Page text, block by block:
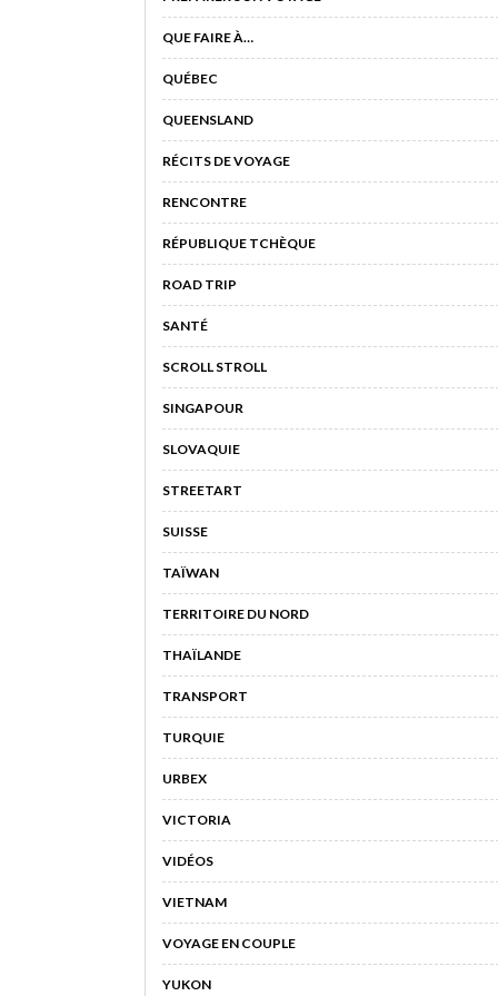
QUE FAIRE À…
QUÉBEC
QUEENSLAND
RÉCITS DE VOYAGE
RENCONTRE
RÉPUBLIQUE TCHÈQUE
ROAD TRIP
SANTÉ
SCROLL STROLL
SINGAPOUR
SLOVAQUIE
STREETART
SUISSE
TAÏWAN
TERRITOIRE DU NORD
THAÏLANDE
TRANSPORT
TURQUIE
URBEX
VICTORIA
VIDÉOS
VIETNAM
VOYAGE EN COUPLE
YUKON